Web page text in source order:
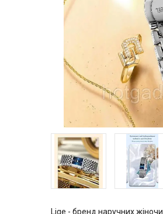
Lige - бренд наручних